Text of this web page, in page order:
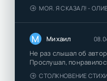
МОЯ. Я СКАЗАЛ! - ОЛИВИЯ
М Михаил
Не раз слышал об
Прослушал,
СТОЛКНОВЕНИЕ СТИХИЙ - ВАЛЕРИЙ